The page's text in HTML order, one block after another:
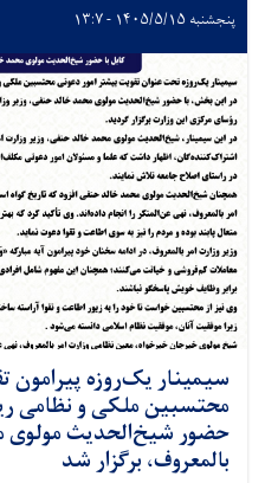
پنجشنبه ۱۴۰۵/۵/۱۵ - ۱۳:۷
سیمینار یک‌روزه پیرامون
محتسبین ملکی و نظامی
حضور شیخ‌الحدیث مولوی
بالمعروف، برگزار شد